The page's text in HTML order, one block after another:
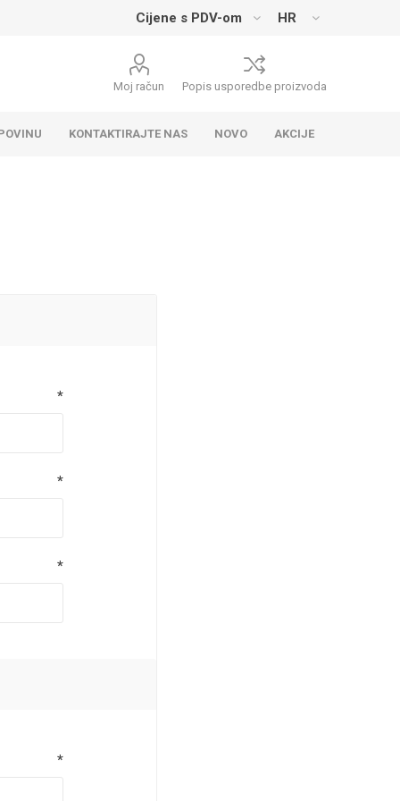
Moj račun Popis usporedbe proizvoda
KONTAKTIRAJTE NAS NOVO AKCIJE
*
*
*
*